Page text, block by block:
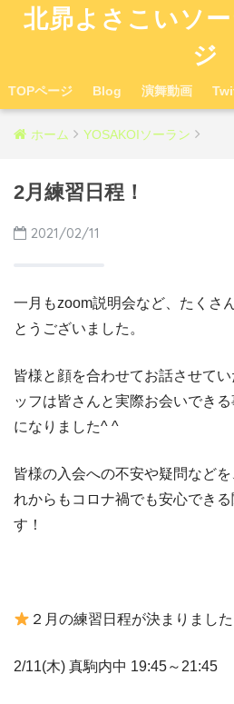
北昴よさこいソ
ジ
TOPページ Blog 演舞動画
ホーム YOSAKOIソーラン
2月練習日程！
2021/02/11
一月もzoom説明会など、たくさ
とうございました。
皆様と顔を合わせてお話させて
ッフは皆さんと実際お会いでき
になりました^ ^
皆様の入会への不安や疑問など
れからもコロナ禍でも安心でき
す！
２月の練習日程が決まりました
2/11(木) 真駒内中 19:45～21:45